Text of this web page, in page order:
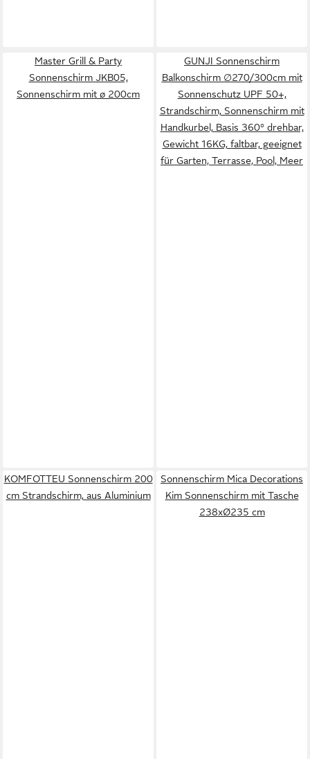
Master Grill & Party
Sonnenschirm JKB05,
Sonnenschirm mit ø 200cm
GUNJI Sonnenschirm
Balkonschirm ∅270/300cm mit
Sonnenschutz UPF 50+,
Strandschirm, Sonnenschirm mit
Handkurbel, Basis 360° drehbar,
Gewicht 16KG, faltbar, geeignet
für Garten, Terrasse, Pool, Meer
KOMFOTTEU Sonnenschirm 200
cm Strandschirm, aus Aluminium
Sonnenschirm Mica Decorations
Kim Sonnenschirm mit Tasche
238xØ235 cm